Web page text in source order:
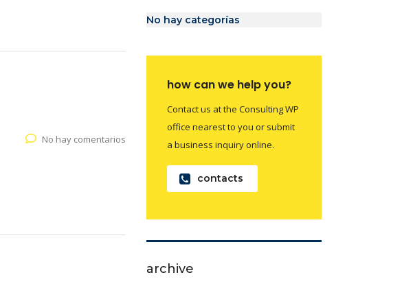
No hay comentarios
No hay categorías
how can we help you?
Contact us at the Consulting WP
office nearest to you or submit
a business inquiry online.
contacts
archive